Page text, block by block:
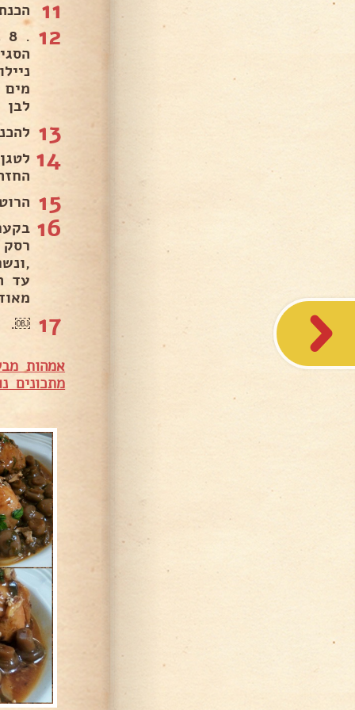
11
12
13
14
15
16
עד
17
￼.
אמהות
מתכונים